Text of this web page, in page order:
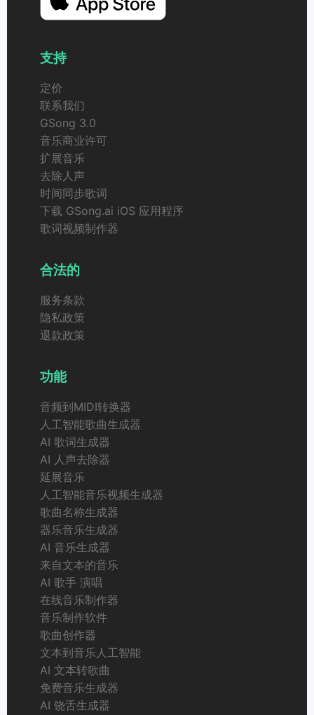
支持
定价
联系我们
GSong 3.0
音乐商业许可
扩展音乐
去除人声
时间同步歌词
下载 GSong.ai iOS 应用程序
歌词视频制作器
合法的
服务条款
隐私政策
退款政策
功能
音频到MIDI转换器
人工智能歌曲生成器
AI 歌词生成器
AI 人声去除器
延展音乐
人工智能音乐视频生成器
歌曲名称生成器
器乐音乐生成器
AI 音乐生成器
来自文本的音乐
AI 歌手 演唱
在线音乐制作器
音乐制作软件
歌曲创作器
文本到音乐人工智能
AI 文本转歌曲
免费音乐生成器
AI 饶舌生成器